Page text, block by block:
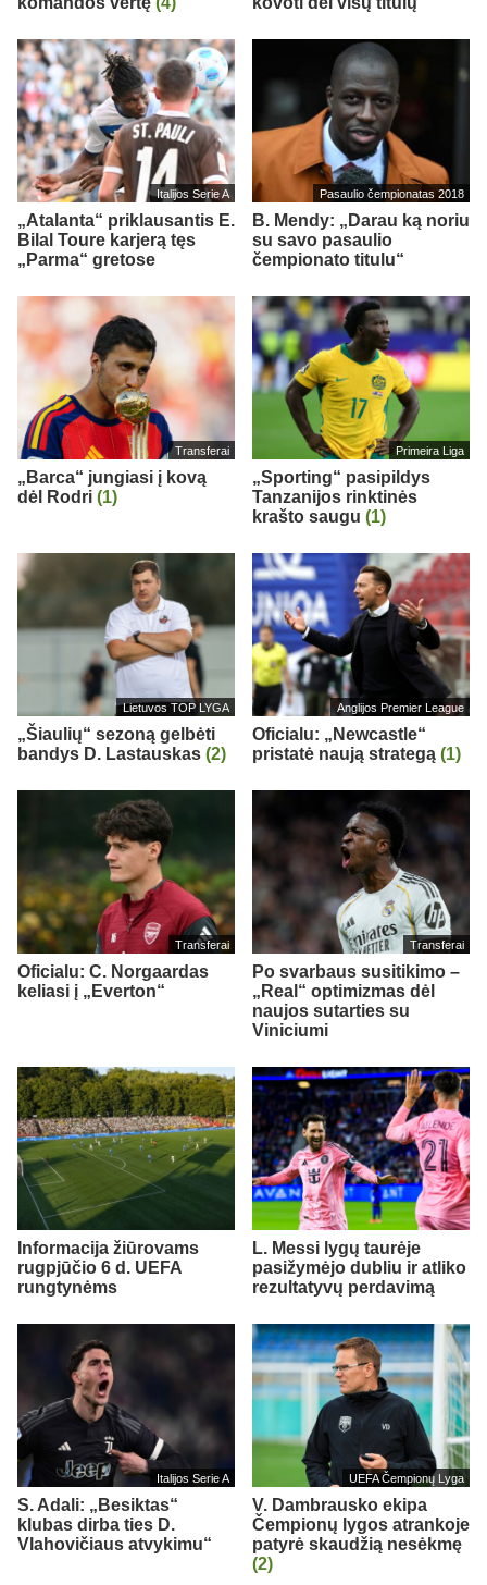
Italijos Serie A
„Atalanta“ priklausantis E.
Bilal Toure karjerą tęs
„Parma“ gretose
Pasaulio čempionatas 2018
B. Mendy: „Darau ką noriu
su savo pasaulio
čempionato titulu“
Transferai
„Barca“ jungiasi į kovą
dėl Rodri (1)
Primeira Liga
„Sporting“ pasipildys
Tanzanijos rinktinės
krašto saugu (1)
Lietuvos TOP LYGA
„Šiaulių“ sezoną gelbėti
bandys D. Lastauskas (2)
Anglijos Premier League
Oficialu: „Newcastle“
pristatė naują strategą (1)
Transferai
Oficialu: C. Norgaardas
keliasi į „Everton“
Transferai
Po svarbaus susitikimo –
„Real“ optimizmas dėl
naujos sutarties su
Viniciumi
Informacija žiūrovams
rugpjūčio 6 d. UEFA
rungtynėms
L. Messi lygų taurėje
pasižymėjo dubliu ir atliko
rezultatyvų perdavimą
Italijos Serie A
S. Adali: „Besiktas“
klubas dirba ties D.
Vlahovičiaus atvykimu“
UEFA Čempionų Lyga
V. Dambrausko ekipa
Čempionų lygos atrankoje
patyrė skaudžią nesėkmę
(2)